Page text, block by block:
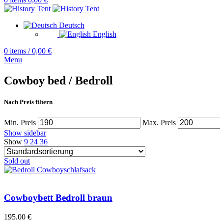
Deutsch
English
0 items / 0,00 €
Menu
Cowboy bed / Bedroll
Nach Preis filtern
Min. Preis Max. Preis
Show sidebar
Show 9 24 36
Sold out
Cowboybett Bedroll braun
195,00 €